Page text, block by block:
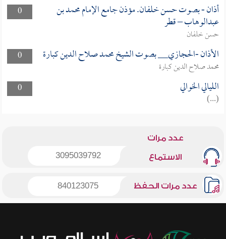
0
أذان - بصوت حسن خلفان. مؤذن جامع الإمام محمد بن
عبدالوهاب – قطر
حسن خلفان
0
الأذان -الحجازي__ بصوت الشيخ محمد صلاح الدين كبارة
محمد صلاح الدين كبارة
0
الليالي الخوالي
(...)
عدد مرات
الاستماع 3095039792
عدد مرات الحفظ 840123075